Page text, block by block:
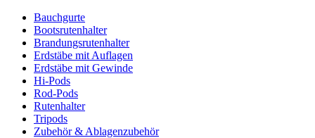
Bauchgurte
Bootsrutenhalter
Brandungsrutenhalter
Erdstäbe mit Auflagen
Erdstäbe mit Gewinde
Hi-Pods
Rod-Pods
Rutenhalter
Tripods
Zubehör & Ablagenzubehör